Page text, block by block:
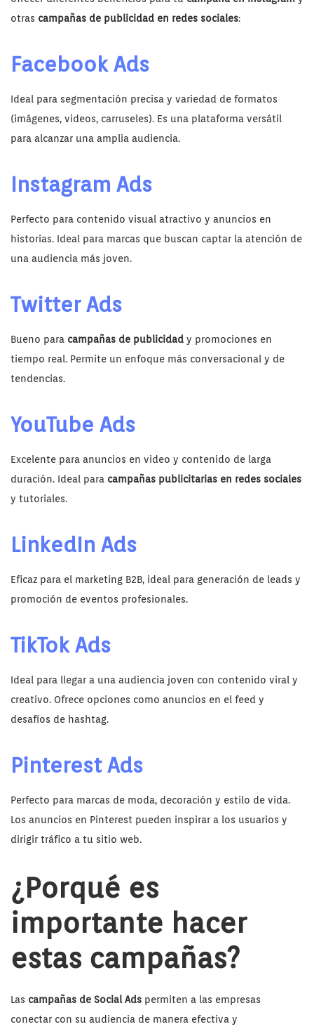
otras campañas de publicidad en redes sociales:
Facebook Ads
Ideal para segmentación precisa y variedad de formatos
(imágenes, videos, carruseles). Es una plataforma versátil
para alcanzar una amplia audiencia.
Instagram Ads
Perfecto para contenido visual atractivo y anuncios en
historias. Ideal para marcas que buscan captar la atención de
una audiencia más joven.
Twitter Ads
Bueno para campañas de publicidad y promociones en
tiempo real. Permite un enfoque más conversacional y de
tendencias.
YouTube Ads
Excelente para anuncios en video y contenido de larga
duración. Ideal para campañas publicitarias en redes sociales
y tutoriales.
LinkedIn Ads
Eficaz para el marketing B2B, ideal para generación de leads y
promoción de eventos profesionales.
TikTok Ads
Ideal para llegar a una audiencia joven con contenido viral y
creativo. Ofrece opciones como anuncios en el feed y
desafíos de hashtag.
Pinterest Ads
Perfecto para marcas de moda, decoración y estilo de vida.
Los anuncios en Pinterest pueden inspirar a los usuarios y
dirigir tráfico a tu sitio web.
¿Porqué es
importante hacer
estas campañas?
Las campañas de Social Ads permiten a las empresas
conectar con su audiencia de manera efectiva y